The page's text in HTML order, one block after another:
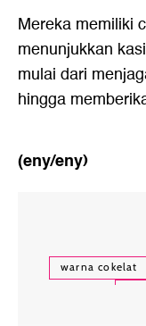
Mereka memiliki
menunjukkan
mulai dari
hingga
(eny/eny)
warna cokelat